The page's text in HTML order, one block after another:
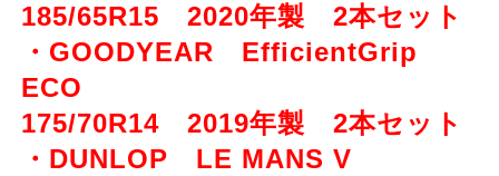
185/65R15 2020年製 2本セット
・GOODYEAR EfficientGrip
ECO
175/70R14 2019年製 2本セット
・DUNLOP LE MANS V